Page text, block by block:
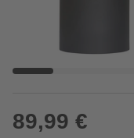
89,99 €